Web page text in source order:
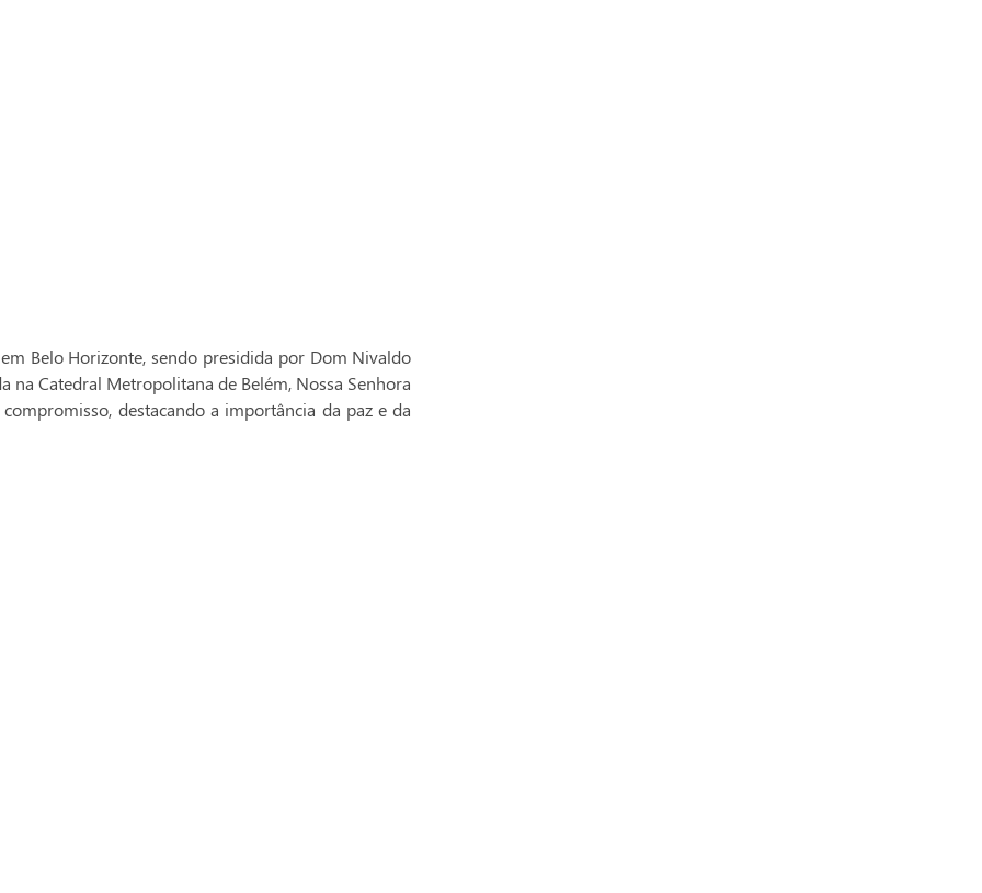
Belo Horizonte, sendo presidida por Dom Nivaldo
na Catedral Metropolitana de Belém, Nossa Senhora
destacando a importância da paz e da